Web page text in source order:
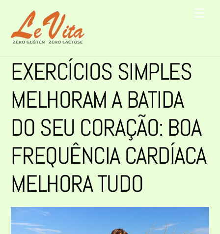
content
EXERCÍCIOS SIMPLES
MELHORAM A BATIDA
DO SEU CORAÇÃO: BOA
FREQUÊNCIA CARDÍACA
MELHORA TUDO